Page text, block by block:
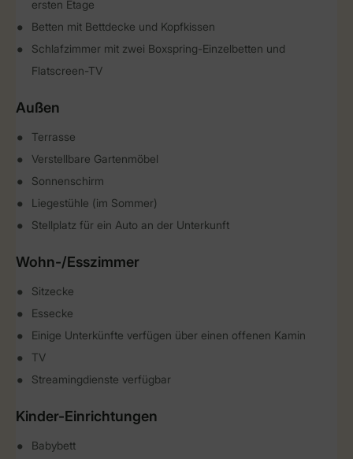
ersten Etage
Betten mit Bettdecke und Kopfkissen
Schlafzimmer mit zwei Boxspring-Einzelbetten und
Flatscreen-TV
Außen
Terrasse
Verstellbare Gartenmöbel
Sonnenschirm
Liegestühle (im Sommer)
Stellplatz für ein Auto an der Unterkunft
Wohn-/Esszimmer
Sitzecke
Essecke
Einige Unterkünfte verfügen über einen offenen Kamin
TV
Streamingdienste verfügbar
Kinder-Einrichtungen
Babybett